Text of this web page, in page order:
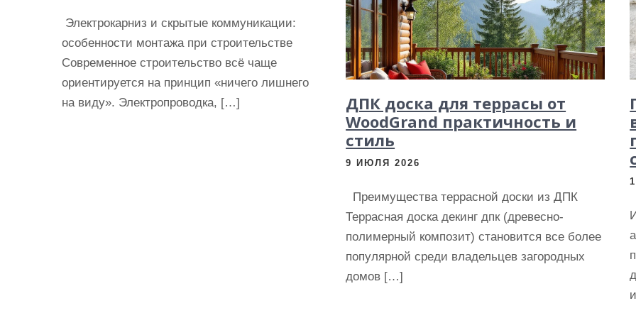
Электрокарниз и скрытые коммуникации:
особенности монтажа при строительстве
Современное строительство всё чаще
ориентируется на принцип «ничего лишнего
на виду». Электропроводка, […]
ДПК доска для террасы от
WoodGrand практичность и
стиль
9 ИЮЛЯ 2026
Преимущества террасной доски из ДПК
Террасная доска декинг дпк (древесно-
полимерный композит) становится все более
популярной среди владельцев загородных
домов […]